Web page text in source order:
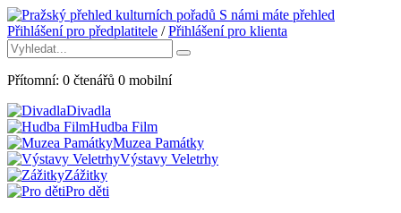
S námi máte přehled
Přihlášení pro předplatitele /Přihlášení pro klienta
Přítomní: 0 čtenářů 0 mobilní
Divadla
Hudba Film
Muzea Památky
Výstavy Veletrhy
Zážitky
Pro děti